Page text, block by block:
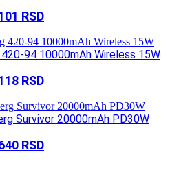
RSD
94 10000mAh Wireless 15W
RSD
Survivor 20000mAh PD30W
RSD